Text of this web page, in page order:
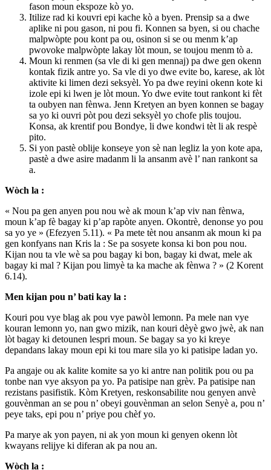
fason moun ekspoze kò yo.
Itilize rad ki kouvri epi kache kò a byen. Prensip sa a dwe
aplike ni pou gason, ni pou fi. Konnen sa byen, si ou chache
malpwòpte pou kont pa ou, osinon si se ou menm k’ap
pwovoke malpwòpte lakay lòt moun, se toujou menm tò a.
Moun ki renmen (sa vle di ki gen mennaj) pa dwe gen okenn
kontak fizik antre yo. Sa vle di yo dwe evite bo, karese, ak lòt
aktivite ki limen dezi seksyèl. Yo pa dwe reyini okenn kote ki
izole epi ki lwen je lòt moun. Yo dwe evite tout rankont ki fèt
ta oubyen nan fènwa. Jenn Kretyen an byen konnen se bagay
sa yo ki ouvri pòt pou dezi seksyèl yo chofe plis toujou.
Konsa, ak krentif pou Bondye, li dwe kondwi tèt li ak respè
pito.
Si yon pastè oblije konseye yon sè nan legliz la yon kote apa,
pastè a dwe asire madanm li la ansanm avè l’ nan rankont sa
a.
Wòch la :
« Nou pa gen anyen pou nou wè ak moun k’ap viv nan fènwa,
moun k’ap fè bagay ki p’ap rapòte anyen. Okontrè, denonse yo pou
sa yo ye » (Efezyen 5.11). « Pa mete tèt nou ansanm ak moun ki pa
gen konfyans nan Kris la : Se pa sosyete konsa ki bon pou nou.
Kijan nou ta vle wè sa pou bagay ki bon, bagay ki dwat, mele ak
bagay ki mal ? Kijan pou limyè ta ka mache ak fènwa ? » (2 Korent
6.14).
Men kijan pou n’ bati kay la :
Kouri pou vye blag ak pou vye pawòl lemonn. Pa mele nan vye
kouran lemonn yo, nan gwo mizik, nan kouri dèyè gwo jwè, ak nan
lòt bagay ki detounen lespri moun. Se bagay sa yo ki kreye
depandans lakay moun epi ki tou mare sila yo ki patisipe ladan yo.
Pa angaje ou ak kalite komite sa yo ki antre nan politik pou ou pa
tonbe nan vye aksyon pa yo. Pa patisipe nan grèv. Pa patisipe nan
rezistans pasifistik. Kòm Kretyen, reskonsabilite nou genyen anvè
gouvènman an se pou n’ obeyi gouvènman an selon Senyè a, pou n’
peye taks, epi pou n’ priye pou chèf yo.
Pa marye ak yon payen, ni ak yon moun ki genyen okenn lòt
kwayans relijye ki diferan ak pa nou an.
Wòch la :